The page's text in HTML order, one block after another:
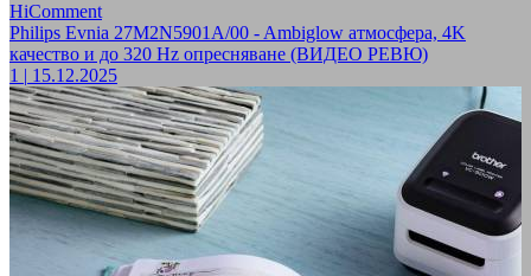
HiComment
Philips Evnia 27M2N5901A/00 - Ambiglow атмосфера, 4K
качество и до 320 Hz опресняване (ВИДЕО РЕВЮ)
1 | 15.12.2025